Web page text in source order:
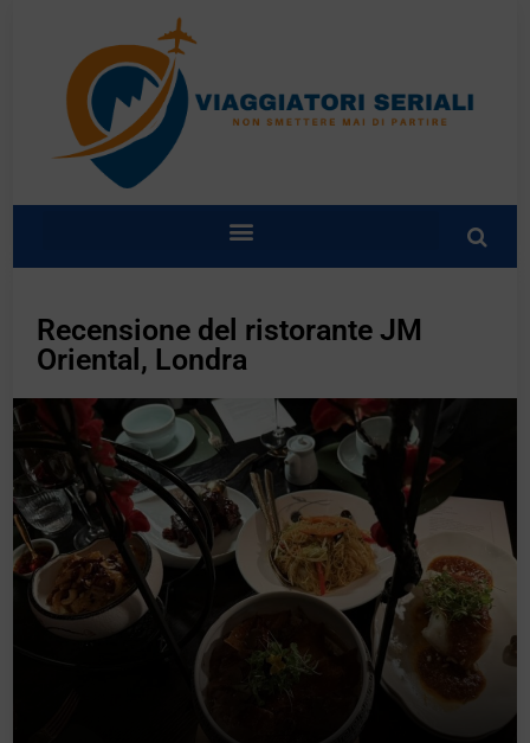
Recensione del ristorante JM
Oriental, Londra